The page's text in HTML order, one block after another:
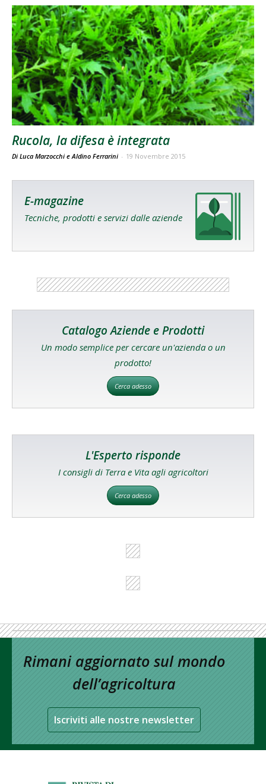
Rucola, la difesa è integrata
Di Luca Marzocchi e Aldino Ferrarini - 19 Novembre 2015
E-magazine
Tecniche, prodotti e servizi dalle aziende
Catalogo Aziende e Prodotti
Un modo semplice per cercare un'azienda o un
prodotto!
Cerca adesso
L'Esperto risponde
I consigli di Terra e Vita agli agricoltori
Cerca adesso
Rimani aggiornato sul mondo
dell’agricoltura
Iscriviti alle nostre newsletter